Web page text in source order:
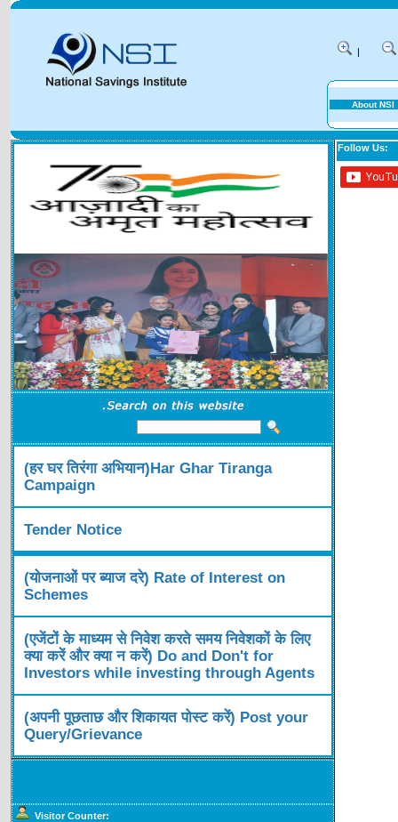
|
About NSI
(हर घर तिरंगा अभियान)Har Ghar Tiranga
Campaign
Tender Notice
(योजनाओं पर ब्याज दरे) Rate of Interest on
Schemes
(एजेंटों के माध्यम से निवेश करते समय निवेशकों के लिए
क्या करें और क्या न करें) Do and Don't for
Investors while investing through Agents
(अपनी पूछताछ और शिकायत पोस्ट करें) Post your
Query/Grievance
Visitor Counter:
Follow Us: